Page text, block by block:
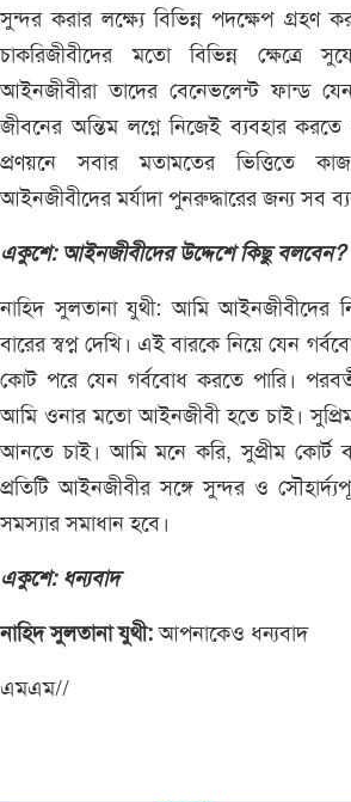
সুন্দর করার লক্ষ্যে বিভিন্ন পদক্ষেপ গ্রহণ
চাকরিজীবীদের মতো বিভিন্ন ক্ষেত্রে
আইনজীবীরা তাদের বেনেভলেন্ট ফান্ড
জীবনের অন্তিম লগ্নে নিজেই ব্যবহার করতে
প্রণয়নে সবার মতামতের ভিত্তিতে
আইনজীবীদের মর্যাদা পুনরুদ্ধারের জন্য সব
একুশে: আইনজীবীদের উদ্দেশে কিছু বলবেন?
নাহিদ সুলতানা যুথী: আমি আইনজীবীদের
বারের স্বপ্ন দেখি। এই বারকে নিয়ে যেন
কোট পরে যেন গর্ববোধ করতে পারি।
আমি ওনার মতো আইনজীবী হতে চাই। সুপ্রিম
আনতে চাই। আমি মনে করি, সুপ্রীম কোর্ট
প্রতিটি আইনজীবীর সঙ্গে সুন্দর ও
সমস্যার সমাধান হবে।
একুশে: ধন্যবাদ
নাহিদ সুলতানা যুথী:আপনাকেও ধন্যবাদ
এমএম//